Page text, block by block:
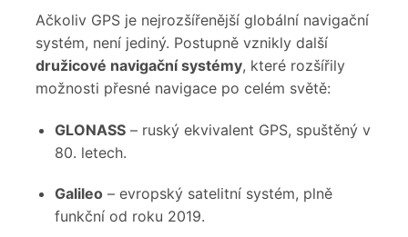
Ačkoliv GPS je nejrozšířenější globální navigační
systém, není jediný. Postupně vznikly další
družicové navigační systémy, které rozšířily
možnosti přesné navigace po celém světě:
GLONASS– ruský ekvivalent GPS, spuštěný v
80. letech.
Galileo– evropský satelitní systém, plně
funkční od roku 2019.